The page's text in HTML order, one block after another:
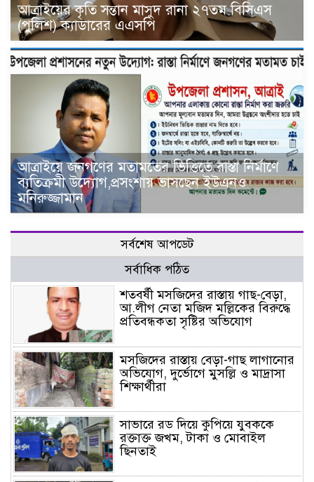
আত্রাইয়ের কৃতি সন্তান মাসুদ রানা ২৭তম বিসিএস
(পুলিশ) ক্যাডারের এএসপি
আত্রাইয়ে জনগণের মতামতের ভিত্তিতে রাস্তা নির্মাণে
ব্যতিক্রমী উদ্যোগ,প্রসংশায় ভাসছেন ইউএনও
মনিরুজ্জামান
সর্বশেষ আপডেট
সর্বাধিক পঠিত
শতবর্ষী মসজিদের রাস্তায় গাছ-বেড়া,
আ.লীগ নেতা মজিদ মল্লিকের বিরুদ্ধে
প্রতিবন্ধকতা সৃষ্টির অভিযোগ
মসজিদের রাস্তায় বেড়া-গাছ লাগানোর
অভিযোগ, দুর্ভোগে মুসল্লি ও মাদ্রাসা
শিক্ষার্থীরা
সাভারে রড দিয়ে কুপিয়ে যুবককে
রক্তাক্ত জখম, টাকা ও মোবাইল
ছিনতাই